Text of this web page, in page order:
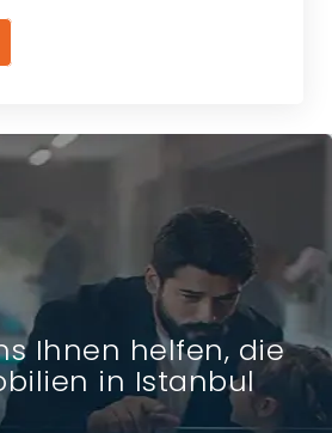
Ihnen helfen, die
in Istanbul